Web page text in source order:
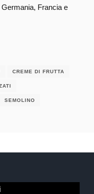
Francia e
CREME DI FRUTTA
SEMOLINO